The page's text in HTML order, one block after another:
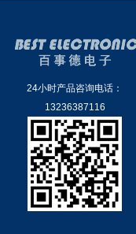
24小时产品咨询电话：
13236387116